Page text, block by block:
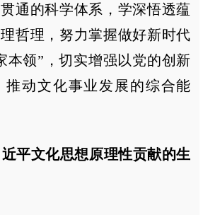
通的科学体系，学深悟透蕴
哲理，努力掌握做好新时代
本领”，切实增强以党的创新
推动文化事业发展的综合能
文化思想原理性贡献的生